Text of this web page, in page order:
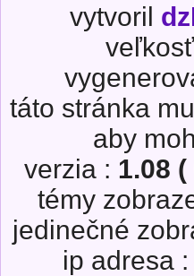
vytvoril
táto stránka
aby
verzia : 1.08
témy
jedinečné
ip adresa :